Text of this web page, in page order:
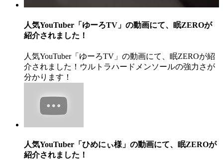
人気YouTuber「ゆーろTV」の動画にて、眠ZEROが
紹介されました！
人気YouTuber「ゆーろTV」の動画にて、眠ZEROが紹
介されました！ウルトラハードメンソールの強力さが
分かります！
人気YouTuber「ひめにぃ様」の動画にて、眠ZEROが
紹介されました！